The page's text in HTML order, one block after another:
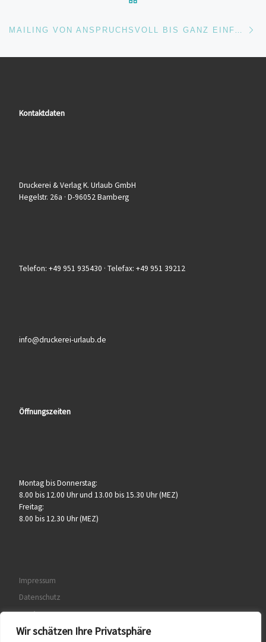
Wir schätzen Ihre Privatsphäre
Kontaktdaten
Druckerei & Verlag K. Urlaub GmbH
Hegelstr. 26a · D-96052 Bamberg
Telefon: +49 951 935430 · Telefax: +49 951 39212
info@druckerei-urlaub.de
Öffnungszeiten
Montag bis Donnerstag:
8.00 bis 12.00 Uhr und 13.00 bis 15.30 Uhr (MEZ)
Freitag:
8.00 bis 12.30 Uhr (MEZ)
Impressum
Datenschutz
AGB’s